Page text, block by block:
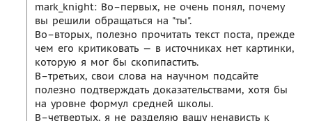
mark_knight: Во–первых, не очень понял, почему
вы решили обращаться на "ты".
Во–вторых, полезно прочитать текст поста, прежде
чем его критиковать — в источниках нет картинки,
которую я мог бы скопипастить.
В–третьих, свои слова на научном подсайте
полезно подтверждать доказательствами, хотя бы
на уровне формул средней школы.
В–четвертых, я не разделяю вашу ненависть к